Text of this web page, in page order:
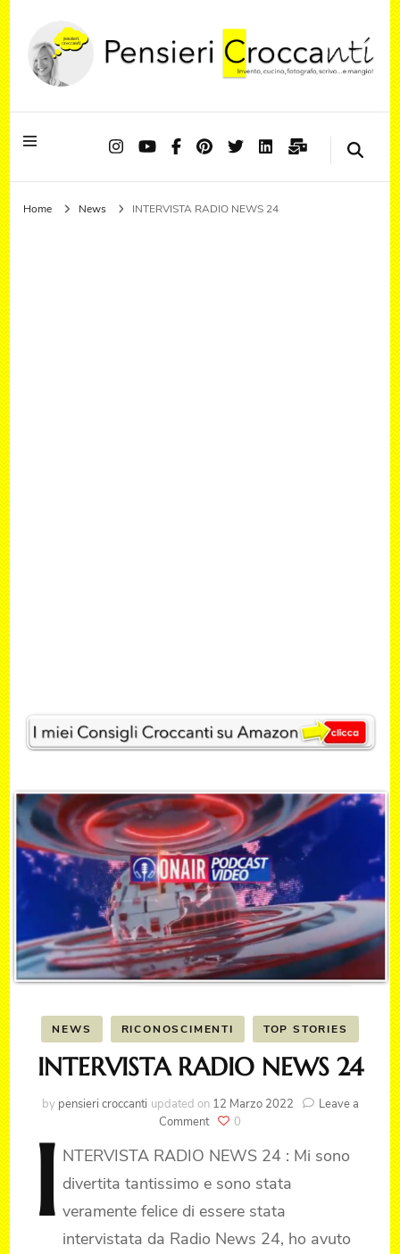
Pensieri Croccanti
Home News INTERVISTA RADIO NEWS 24
NEWS RICONOSCIMENTI TOP STORIES
INTERVISTA RADIO NEWS 24
by pensieri croccanti updated on 12 Marzo 2022
Leave a
Commenton
RADIO
24
0
I NTERVISTA RADIO NEWS 24 : Mi sono
divertita tantissimo e sono stata
veramente felice di essere stata
intervistata da Radio News 24, ho avuto